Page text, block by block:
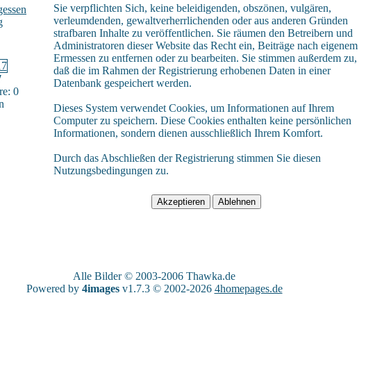
0
Sie verpflichten Sich, keine beleidigenden, obszönen, vulgären,
verleumdenden, gewaltverherrlichenden oder aus anderen Gründen
strafbaren Inhalte zu veröffentlichen. Sie räumen den Betreibern und
Administratoren dieser Website das Recht ein, Beiträge nach eigenem
Ermessen zu entfernen oder zu bearbeiten. Sie stimmen außerdem zu,
daß die im Rahmen der Registrierung erhobenen Daten in einer
Datenbank gespeichert werden.
Dieses System verwendet Cookies, um Informationen auf Ihrem
Computer zu speichern. Diese Cookies enthalten keine persönlichen
Informationen, sondern dienen ausschließlich Ihrem Komfort.
Durch das Abschließen der Registrierung stimmen Sie diesen
Nutzungsbedingungen zu.
Alle Bilder © 2003-2006 Thawka.de
Powered by 4imagesv1.7.3 © 2002-2026 4homepages.de